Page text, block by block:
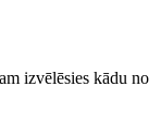
izvēlēsies kādu no